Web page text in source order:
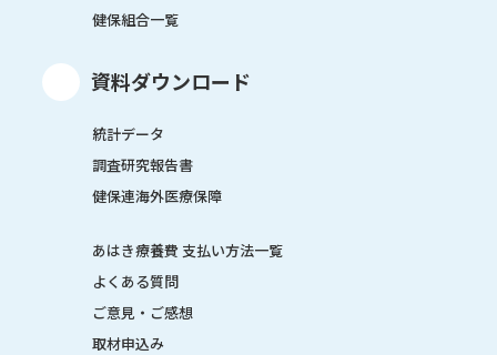
健保組合一覧
資料ダウンロード
統計データ
調査研究報告書
健保連海外医療保障
あはき療養費 支払い方法一覧
よくある質問
ご意見・ご感想
取材申込み